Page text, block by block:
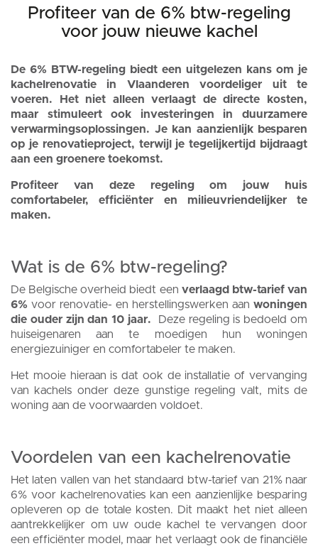
Profiteer van de 6% btw-regeling
voor jouw nieuwe kachel
De 6% BTW-regeling biedt een uitgelezen kans om je
kachelrenovatie in Vlaanderen voordeliger uit te
voeren. Het niet alleen verlaagt de directe kosten,
maar stimuleert ook investeringen in duurzamere
verwarmingsoplossingen. Je kan aanzienlijk besparen
op je renovatieproject, terwijl je tegelijkertijd bijdraagt
aan een groenere toekomst.
Profiteer van deze regeling om jouw huis
comfortabeler, efficiënter en milieuvriendelijker te
maken.
Wat is de 6% btw-regeling?
De Belgische overheid biedt een verlaagd btw-tarief van
6% voor renovatie- en herstellingswerken aan woningen
die ouder zijn dan 10 jaar. Deze regeling is bedoeld om
huiseigenaren aan te moedigen hun woningen
energiezuiniger en comfortabeler te maken.
Het mooie hieraan is dat ook de installatie of vervanging
van kachels onder deze gunstige regeling valt, mits de
woning aan de voorwaarden voldoet.
Voordelen van een kachelrenovatie
Het laten vallen van het standaard btw-tarief van 21% naar
6% voor kachelrenovaties kan een aanzienlijke besparing
opleveren op de totale kosten. Dit maakt het niet alleen
aantrekkelijker om uw oude kachel te vervangen door
een efficiënter model, maar het verlaagt ook de financiële